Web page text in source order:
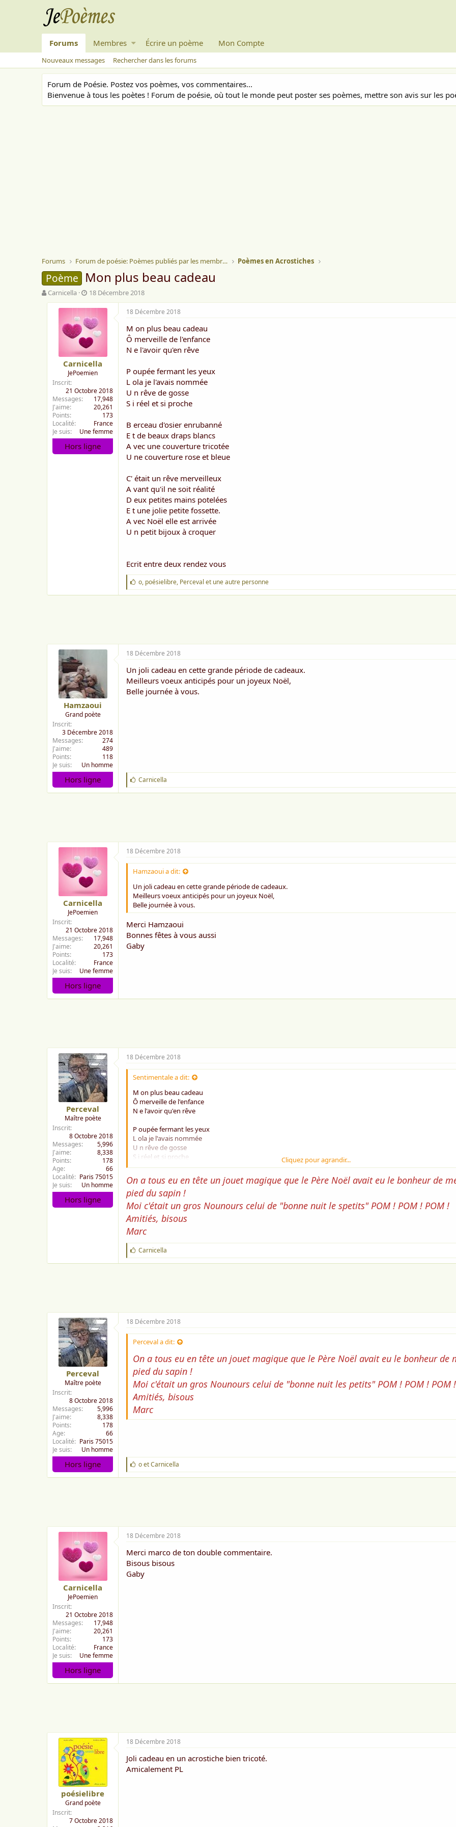
Forums Membres Écrire un poème Mon Compte
Nouveaux messages Rechercher dans les forums
Forum de Poésie. Postez vos poèmes, vos commentaires...
Bienvenue à tous les poètes ! Forum de poésie, où tout le monde peut poster ses poèmes, mettre son avis sur les
Forums Forum de poésie: Poèmes publiés par les membres Poèmes en Acrostiches
Poème Mon plus beau cadeau
A
u
Carnicella
D
a
t
e
d
e
d
é
b
u
18 Décembre 2018
Carnicella
JePoemien
Inscrit
21 Octobre 2018
Messages
17,948
J'aime
20,261
Points
173
Localité
France
Je suis
Une femme
Hors ligne
18 Décembre 2018
M on plus beau cadeau
Ô merveille de l'enfance
N e l'avoir qu'en rêve
P oupée fermant les yeux
L ola je l'avais nommée
U n rêve de gosse
S i réel et si proche
B erceau d'osier enrubanné
E t de beaux draps blancs
A vec une couverture tricotée
U ne couverture rose et bleue
C' était un rêve merveilleux
A vant qu'il ne soit réalité
D eux petites mains potelées
E t une jolie petite fossette.
A vec Noël elle est arrivée
U n petit bijoux à croquer
Ecrit entre deux rendez vous
J
'
a
o, poésielibre, Perceval et une autre personne
Hamzaoui
Grand poète
Inscrit
3 Décembre 2018
Messages
274
J'aime
489
Points
118
Je suis
Un homme
Hors ligne
18 Décembre 2018
Un joli cadeau en cette grande période de cadeaux.
Meilleurs voeux anticipés pour un joyeux Noël,
Belle journée à vous.
J
'
a
Carnicella
Carnicella
JePoemien
Inscrit
21 Octobre 2018
Messages
17,948
J'aime
20,261
Points
173
Localité
France
Je suis
Une femme
Hors ligne
18 Décembre 2018
Hamzaoui a dit:
Un joli cadeau en cette grande période de cadeaux.
Meilleurs voeux anticipés pour un joyeux Noël,
Belle journée à vous.
Merci Hamzaoui
Bonnes fêtes à vous aussi
Gaby
Perceval
Maître poète
Inscrit
8 Octobre 2018
Messages
5,996
J'aime
8,338
Points
178
Age
66
Localité
Paris 75015
Je suis
Un homme
Hors ligne
18 Décembre 2018
Sentimentale a dit:
M on plus beau cadeau
Ô merveille de l'enfance
N e l'avoir qu'en rêve
P oupée fermant les yeux
L ola je l'avais nommée
U n rêve de gosse
S i réel et si proche
B erceau d'osier enrubanné
E t de beaux draps blancs
A vec une couverture tricotée
U ne couverture rose et bleue
C' était un rêve merveilleux
A vant qu'il ne soit réalité
E t une jolie petite fossette.
A vec Noël elle est arrivée
U n petit bijoux à croquer
Cliquez pour agrandir...
On a tous eu en tête un jouet magique que le Père Noël avait eu le bonheur de
pied du sapin !
Moi c'était un gros Nounours celui de "bonne nuit le spetits" POM ! POM ! POM !
Amitiés, bisous
Marc
J
'
a
Carnicella
Perceval
Maître poète
Inscrit
8 Octobre 2018
Messages
5,996
J'aime
8,338
Points
178
Age
66
Localité
Paris 75015
Je suis
Un homme
Hors ligne
18 Décembre 2018
Perceval a dit:
On a tous eu en tête un jouet magique que le Père Noël avait eu le bonheur de
pied du sapin !
Moi c'était un gros Nounours celui de "bonne nuit les petits" POM ! POM ! POM !
Amitiés, bisous
Marc
J
'
a
oetCarnicella
Carnicella
JePoemien
Inscrit
21 Octobre 2018
Messages
17,948
J'aime
20,261
Points
173
Localité
France
Je suis
Une femme
Hors ligne
18 Décembre 2018
Merci marco de ton double commentaire.
Bisous bisous
Gaby
poésielibre
Grand poète
Inscrit
7 Octobre 2018
18 Décembre 2018
Joli cadeau en un acrostiche bien tricoté.
Amicalement PL